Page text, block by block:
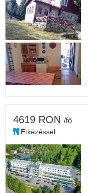
4619 RON /fő
Étkezéssel